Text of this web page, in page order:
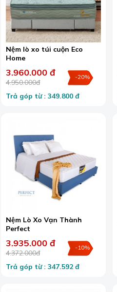
Nệm lò xo túi cuộn Eco
Home
3.960.000 đ
4.950.000đ
-20%
Trả góp từ : 349.800 đ
Nệm Lò Xo Vạn Thành
Perfect
3.935.000 đ
4.372.000đ
-10%
Trả góp từ : 347.592 đ